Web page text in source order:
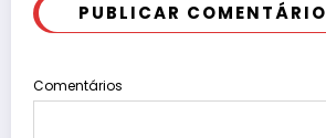
PUBLICAR COMENTÁRIO
Comentários